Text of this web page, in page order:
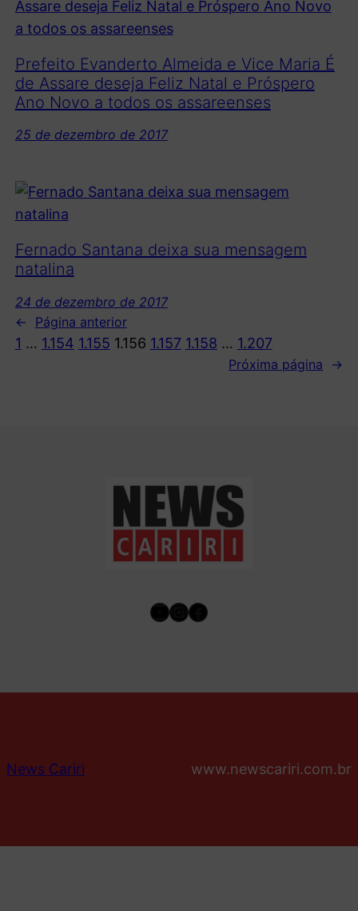
Prefeito Evanderto Almeida e Vice Maria É
de Assare deseja Feliz Natal e Próspero
Ano Novo a todos os assareenses
25 de dezembro de 2017
Fernado Santana deixa sua mensagem
natalina
24 de dezembro de 2017
←
Página anterior
1 … 1.154 1.155 1.156 1.157 1.158 … 1.207
Próxima página →
Youtube
Instagram
Facebook
News Cariri www.newscariri.com.br